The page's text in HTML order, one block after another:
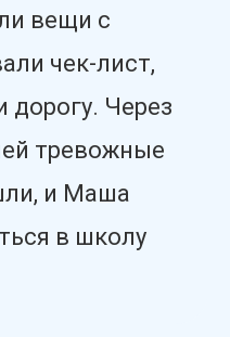
вещи с
чек-лист,
дорогу. Через
тревожные
и Маша
в школу